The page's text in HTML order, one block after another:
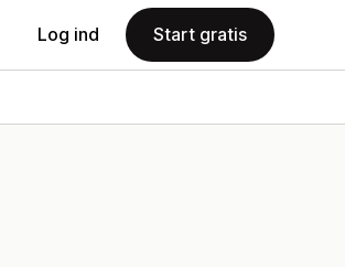
Log ind Start gratis